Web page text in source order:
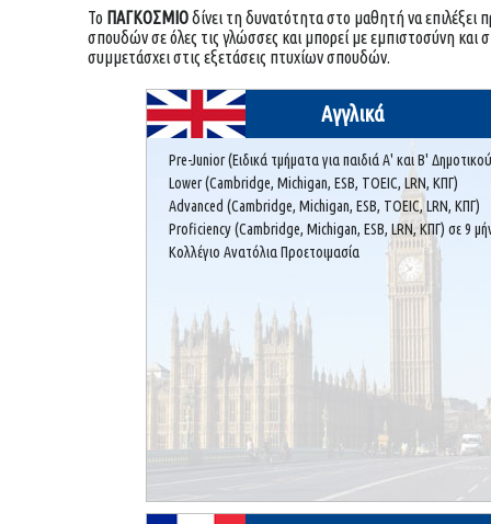
Το ΠΑΓΚΟΣΜΙΟδίνει τη δυνατότητα στο μαθητή να επιλέξει
σπουδών σε όλες τις γλώσσες και μπορεί με εμπιστοσύνη και
συμμετάσχει στις εξετάσεις πτυχίων σπουδών.
Αγγλικά
Pre-Junior (Ειδικά τμήματα για παιδιά Α' και Β'
Lower (Cambridge, Michigan, ESB, TOEIC, LRN, ΚΠΓ)
Advanced (Cambridge, Michigan, ESB, TOEIC, LRN, ΚΠΓ)
Proficiency (Cambridge, Michigan, ESB, LRN, ΚΠΓ) σε 9
Κολλέγιο Ανατόλια Προετοιμασία